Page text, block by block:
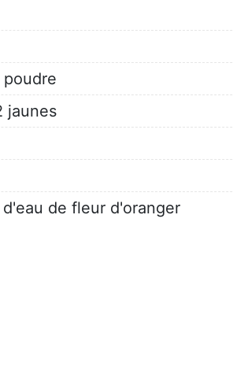
jaunes
de fleur d'oranger